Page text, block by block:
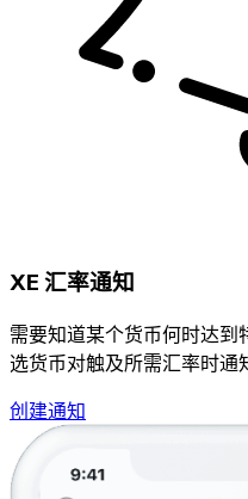
XE 汇率通知
需要知道某个货币何时达到
选货币对触及所需汇率时通
创建通知